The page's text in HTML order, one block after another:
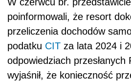
poinformowali, że resort
przeliczenia dochodów
podatku CIT za lata 2024 i
odpowiedziach przesłanych
wyjaśnił, że konieczność